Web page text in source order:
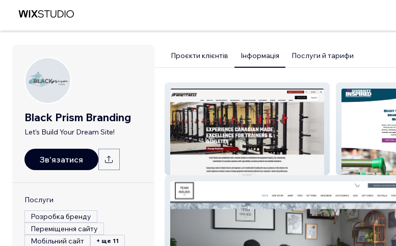
Black Prism Branding
Let's Build Your Dream Site!
Зв'язатися
Послуги
Розробка бренду
Переміщення сайту
Мобільний сайт
+ ще 11
Проєкти клієнтів Інформація Послуги й тарифи
Irwinfitness DISM, LLC